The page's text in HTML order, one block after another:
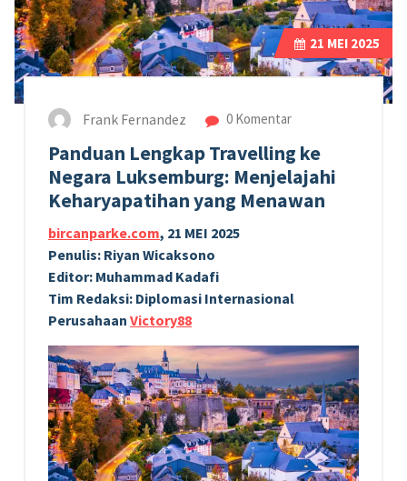
21 MEI 2025
Frank Fernandez 0 Komentar
Panduan Lengkap Travelling ke
Negara Luksemburg: Menjelajahi
Keharyapatihan yang Menawan
bircanparke.com, 21 MEI 2025
Penulis: Riyan Wicaksono
Editor: Muhammad Kadafi
Tim Redaksi: Diplomasi Internasional
Perusahaan Victory88